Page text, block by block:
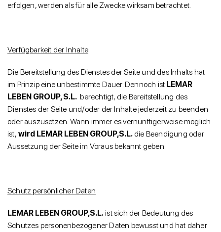
erfolgen, werden als für alle Zwecke wirksam betrachtet.
Verfügbarkeit der Inhalte
Die Bereitstellung des Dienstes der Seite und des Inhalts hat
im Prinzip eine unbestimmte Dauer. Dennoch ist LEMAR
LEBEN GROUP, S.L. berechtigt, die Bereitstellung des
Dienstes der Seite und/oder der Inhalte jederzeit zu beenden
oder auszusetzen. Wann immer es vernünftigerweise möglich
ist, wird LEMAR LEBEN GROUP,S.L. die Beendigung oder
Aussetzung der Seite im Voraus bekannt geben.
Schutz persönlicher Daten
LEMAR LEBEN GROUP,S.L.ist sich der Bedeutung des
Schutzes personenbezogener Daten bewusst und hat daher